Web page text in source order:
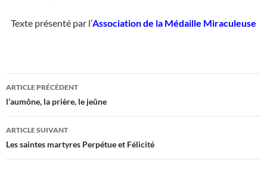
Texte présenté par l’Association de la Médaille Miraculeuse
Navigation
des
articles
ARTICLE PRÉCÉDENT
l’aumône, la prière, le jeûne
ARTICLE SUIVANT
Les saintes martyres Perpétue et Félicité